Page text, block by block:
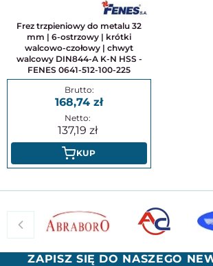
Frez trzpieniowy do metalu 32
mm | 6-ostrzowy | krótki
walcowo-czołowy | chwyt
walcowy DIN844-A K-N HSS -
FENES 0641-512-100-225
168,74
137,19
KUP
ZAPISZ SIĘ DO NASZEGO